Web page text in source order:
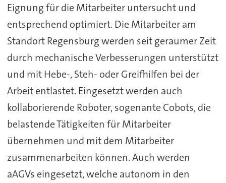
Eignung für die Mitarbeiter untersucht und
entsprechend optimiert. Die Mitarbeiter am
Standort Regensburg werden seit geraumer Zeit
durch mechanische Verbesserungen unterstützt
und mit Hebe-, Steh- oder Greifhilfen bei der
Arbeit entlastet. Eingesetzt werden auch
kollaborierende Roboter, sogenante Cobots, die
belastende Tätigkeiten für Mitarbeiter
übernehmen und mit dem Mitarbeiter
zusammenarbeiten können. Auch werden
aAGVs eingesetzt, welche autonom in den